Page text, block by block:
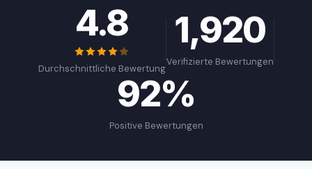
4.8
Durchschnittliche Bewertung
1,920
Verifizierte Bewertungen
92%
Positive Bewertungen